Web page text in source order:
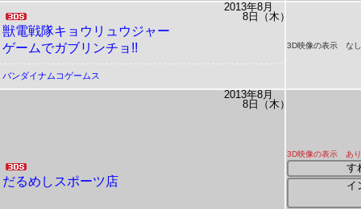
2013年8月
8日（木）
獣電戦隊キョウリュウジャー
ゲームでガブリンチョ!!
3D映像の表示 なし
バンダイナムコゲームス
2013年8月
8日（木）
だるめしスポーツ店
3D映像の表示 あり
す
イ